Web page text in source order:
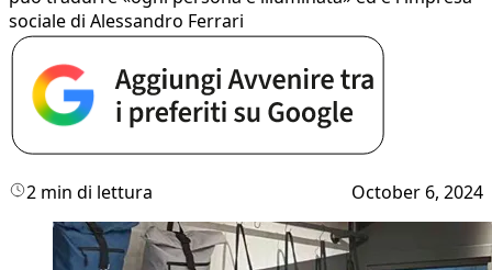
sociale di Alessandro Ferrari
2 min di lettura October 6, 2024